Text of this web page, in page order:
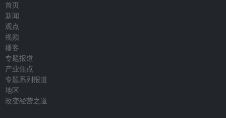
首页
新闻
观点
视频
播客
专题报道
产业焦点
专题系列报道
地区
改变经营之道